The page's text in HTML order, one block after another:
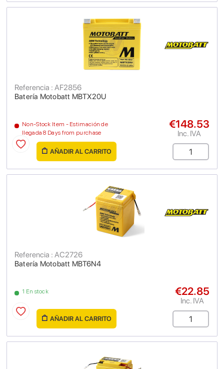
Batería Motobatt MBTX20U
Referencia : AF2856
Non-Stock Item - Estimación de
llegada 8 Days from purchase
€148.53
Inc. IVA
AÑADIR AL CARRITO
Batería Motobatt MBT6N4
Referencia : AC2726
1 En stock €22.85
Inc. IVA
AÑADIR AL CARRITO